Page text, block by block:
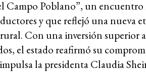
Campo Poblano”, un
y que reflejó una nueva
Con una inversión superior
el estado reafirmó su
la presidenta Claudia